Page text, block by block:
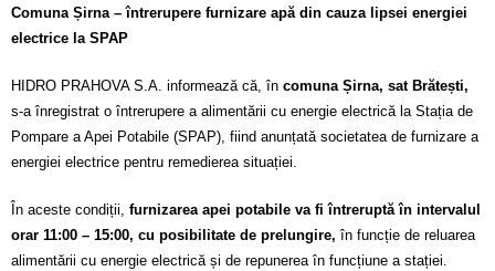
Comuna Șirna – întrerupere furnizare apă din cauza lipsei energiei
electrice la SPAP
HIDRO PRAHOVA S.A. informează că, în comuna Șirna, sat Brătești,
s-a înregistrat o întrerupere a alimentării cu energie electrică la Stația de
Pompare a Apei Potabile (SPAP), fiind anunțată societatea de furnizare a
energiei electrice pentru remedierea situației.
În aceste condiții, furnizarea apei potabile va fi întreruptă în intervalul
orar 11:00 – 15:00, cu posibilitate de prelungire, în funcție de reluarea
alimentării cu energie electrică și de repunerea în funcțiune a stației.